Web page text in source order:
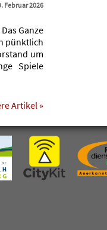
Februar 2026
Ganze
pünktlich
um
Spiele
Artikel »